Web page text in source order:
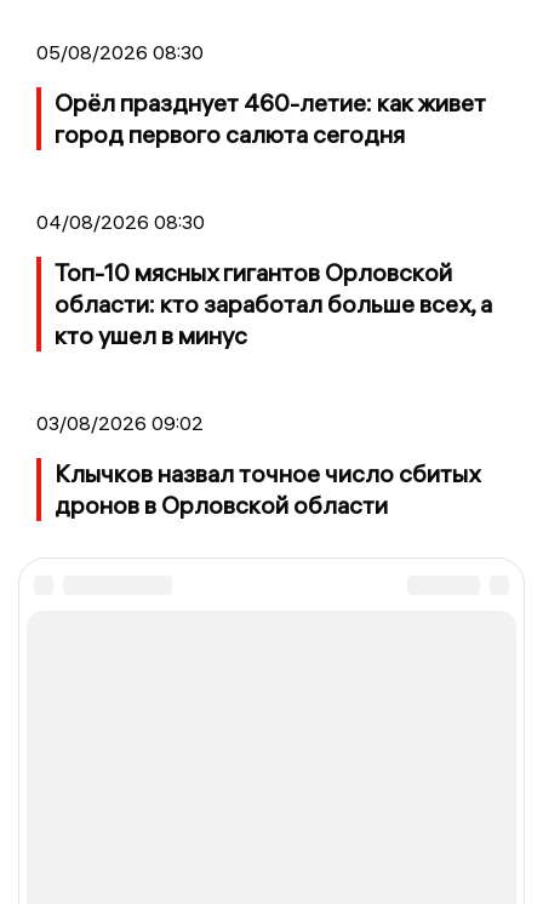
05/08/2026 08:30
Орёл празднует 460-летие: как живет
город первого салюта сегодня
04/08/2026 08:30
Топ-10 мясных гигантов Орловской
области: кто заработал больше всех, а
кто ушел в минус
03/08/2026 09:02
Клычков назвал точное число сбитых
дронов в Орловской области